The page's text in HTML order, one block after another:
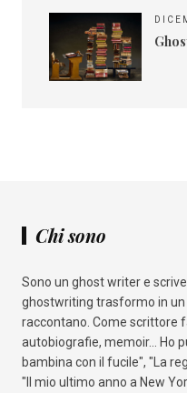
Chi sono
Sono un ghost writer e
ghostwriting trasformo in un
raccontano. Come scrittore
autobiografie, memoir... Ho
bambina con il fucile", "La
"Il mio ultimo anno a New